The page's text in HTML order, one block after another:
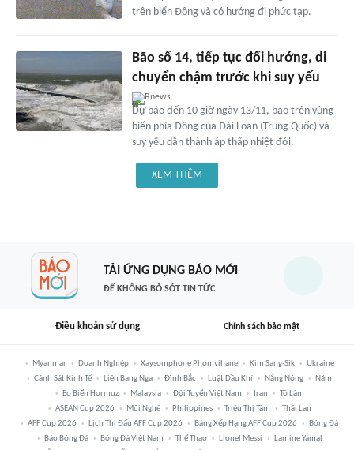
trên biển Đông và có hướng đi phức tạp.
Bão số 14, tiếp tục đổi hướng, di
chuyển chậm trước khi suy yếu
Bnews
Dự báo đến 10 giờ ngày 13/11, bão trên vùng
biển phía Đông của Đài Loan (Trung Quốc) và
suy yếu dần thành áp thấp nhiệt đới.
XEM THÊM
TẢI ỨNG DỤNG BÁO MỚI
ĐỂ KHÔNG BỎ SÓT TIN TỨC
Điều khoản sử dụng Chính sách bảo mật
Myanmar Doanh Nghiệp Xaysomphone Phomvihane Kim Sang-Sik
Ukraine
Cảnh Sát Kinh Tế
Liên Bang Nga Đình Bắc Luật Dầu Khí Nắng Nóng
Năm
Eo Biển Hormuz
Malaysia Đội Tuyển Việt Nam Iran
Tô Lâm
ASEAN Cup 2026
Mũi Nghê Philippines Triệu Thị Tâm
Thái Lan
AFF Cup 2026
Lịch Thi Đấu AFF Cup 2026 Bảng Xếp Hạng AFF Cup 2026
Bóng Đá
Báo Bóng Đá
Bóng Đá Việt Nam Thể Thao Lionel Messi
Lamine Yamal